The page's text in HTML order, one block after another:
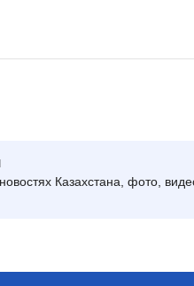
Казахстана, фото,